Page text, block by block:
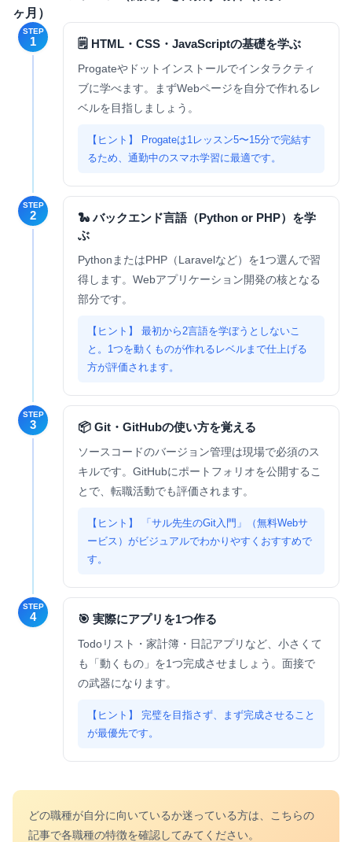
ヶ月）
STEP
1 🗒 HTML・CSS・JavaScriptの基礎を学ぶ
Progateやドットインストールでインタラクティ
ブに学べます。まずWebページを自分で作れるレ
ベルを目指しましょう。
Progateは1レッスン5〜15分で完結す
るため、通勤中のスマホ学習に最適です。
STEP
2
🐍 バックエンド言語（Python or PHP）を学
ぶ
PythonまたはPHP（Laravelなど）を1つ選んで習
得します。Webアプリケーション開発の核となる
部分です。
最初から2言語を学ぼうとしないこ
と。1つを動くものが作れるレベルまで仕上げる
方が評価されます。
STEP
3 📦 Git・GitHubの使い方を覚える
ソースコードのバージョン管理は現場で必須のス
キルです。GitHubにポートフォリオを公開するこ
とで、転職活動でも評価されます。
「サル先生のGit入門」（無料Webサ
ービス）がビジュアルでわかりやすくおすすめで
す。
STEP
4 🎯 実際にアプリを1つ作る
Todoリスト・家計簿・日記アプリなど、小さくて
も「動くもの」を1つ完成させましょう。面接で
の武器になります。
完璧を目指さず、まず完成させること
が最優先です。
どの職種が自分に向いているか迷っている方は、こちらの
記事で各職種の特徴を確認してみてください。